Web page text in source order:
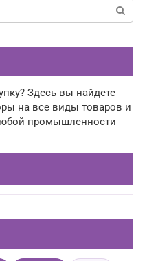
Здесь вы найдете
на все виды товаров и
промышленности